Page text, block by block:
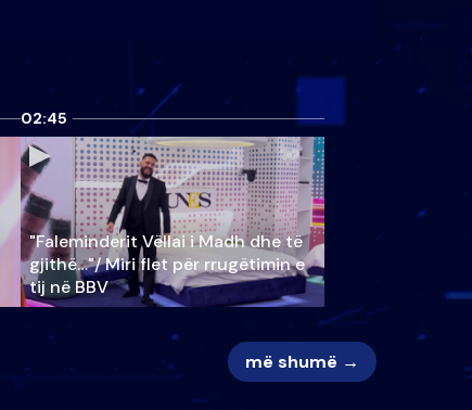
02:45
"Faleminderit Vëllai i Madh dhe të
gjithë…"/ Miri flet për rrugëtimin e
tij në BBV
më shumë →